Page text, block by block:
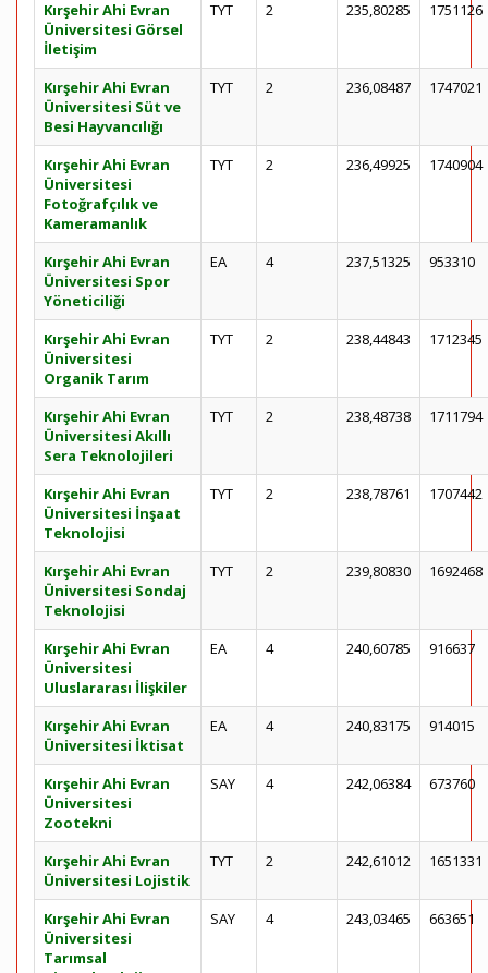
Kırşehir Ahi Evran
Üniversitesi Görsel
İletişim
TYT 2 235,80285 1751126
Kırşehir Ahi Evran
Üniversitesi Süt ve
Besi Hayvancılığı
TYT 2 236,08487 1747021
Kırşehir Ahi Evran
Üniversitesi
Fotoğrafçılık ve
Kameramanlık
TYT 2 236,49925 1740904
Kırşehir Ahi Evran
Üniversitesi Spor
Yöneticiliği
EA 4 237,51325 953310
Kırşehir Ahi Evran
Üniversitesi
Organik Tarım
TYT 2 238,44843 1712345
Kırşehir Ahi Evran
Üniversitesi Akıllı
Sera Teknolojileri
TYT 2 238,48738 1711794
Kırşehir Ahi Evran
Üniversitesi İnşaat
Teknolojisi
TYT 2 238,78761 1707442
Kırşehir Ahi Evran
Üniversitesi Sondaj
Teknolojisi
TYT 2 239,80830 1692468
Kırşehir Ahi Evran
Üniversitesi
Uluslararası İlişkiler
EA 4 240,60785 916637
Kırşehir Ahi Evran
Üniversitesi İktisat
EA 4 240,83175 914015
Kırşehir Ahi Evran
Üniversitesi
Zootekni
SAY 4 242,06384 673760
Kırşehir Ahi Evran
Üniversitesi Lojistik
TYT 2 242,61012 1651331
Kırşehir Ahi Evran
Üniversitesi
Tarımsal
SAY 4 243,03465 663651